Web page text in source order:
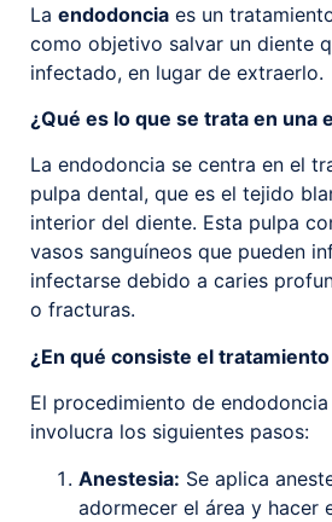
La endodoncia es un
como objetivo salvar un diente
infectado, en lugar de extraerlo.
¿Qué es lo que se trata en una
La endodoncia se centra en el
pulpa dental, que es el tejido
interior del diente. Esta pulpa
vasos sanguíneos que pueden
infectarse debido a caries
o fracturas.
¿En qué consiste el
El procedimiento de
involucra los siguientes pasos:
Anestesia: Se aplica
adormecer el área y hacer